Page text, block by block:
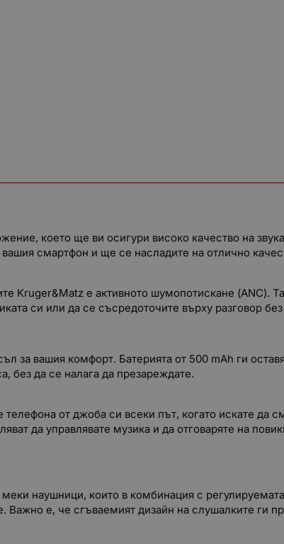
което ще ви осигури високо качество на
смартфон и ще се насладите на отлично
Kruger&Matz е активното шумопотискане (ANC).
си или да се съсредоточите върху разговор
за вашия комфорт. Батерията от 500 mAh ги
без да се налага да презареждате.
от джоба си всеки път, когато искате да
да управлявате музика и да отговаряте на
наушници, които в комбинация с
е, че сгъваемият дизайн на слушалките ги